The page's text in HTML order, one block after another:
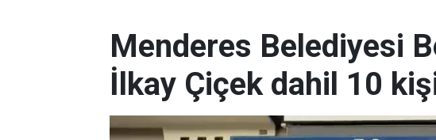
Menderes Belediyesi
İlkay Çiçek dahil 10